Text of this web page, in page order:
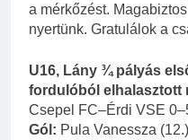
a mérkőzést.
nyertünk. Gratulálok a
U16, Lány ¾ pályás
fordulóból elhalasztott
Csepel FC–Érdi VSE
Gól: Pula Vanessza